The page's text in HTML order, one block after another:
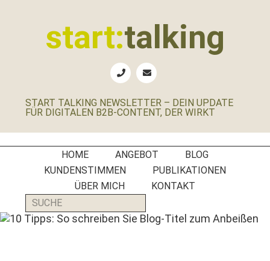
start:talking
B2B-
Social
Media
Manager
PR-
Agenturen
START TALKING NEWSLETTER – DEIN UPDATE
FÜR DIGITALEN B2B-CONTENT, DER WIRKT
HOME ANGEBOT
BLOG
KUNDENSTIMMEN
PUBLIKATIONEN
ÜBER MICH
KONTAKT
SUCHE